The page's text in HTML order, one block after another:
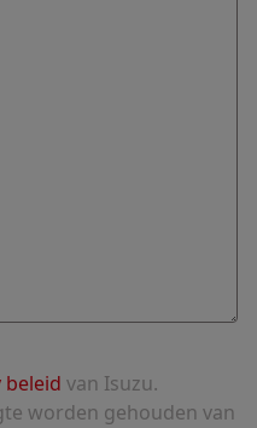
beleid van Isuzu.
worden gehouden van